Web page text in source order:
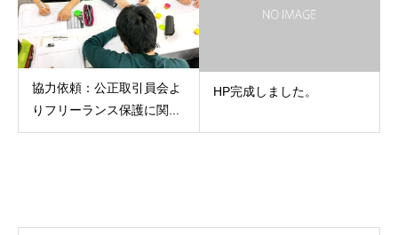
協力依頼：公正取引員会よ
りフリーランス保護に関...
HP完成しました。